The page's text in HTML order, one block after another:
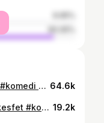
Bir zamanlar Truva 😁😁 #kesfet #komedi #mizah #mizahtürkiye #komik #mizahtürkiye #gülelimeğlenelim #komikkedivideoları #komik 64.6k
Birtane gazoz alabilirmiyim 😁 #kesfet #komedi #mizah #komik #mizahtürkiye 19.2k